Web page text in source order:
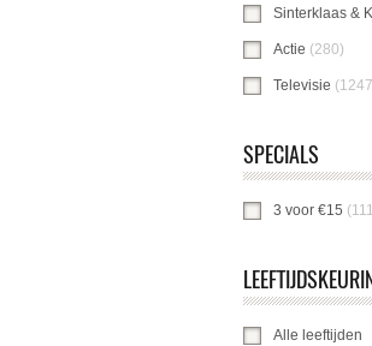
Sinterklaas &
Actie (280)
Televisie
SPECIALS
3 voor €15
Alle leeftijden